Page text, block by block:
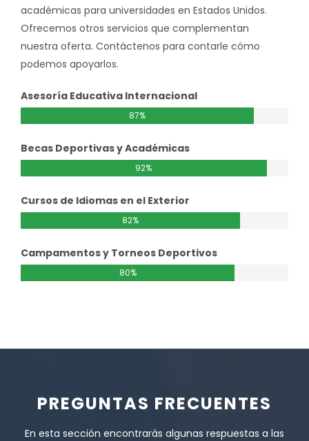
académicas para universidades en Estados Unidos.
Ofrecemos otros servicios que complementan
nuestra oferta. Contáctenos para contarle cómo
podemos apoyarlos.
Asesoría Educativa Internacional
87%
Becas Deportivas y Académicas
92%
Cursos de Idiomas en el Exterior
82%
Campamentos y Torneos Deportivos
80%
PREGUNTAS FRECUENTES
En esta sección encontrarás algunas respuestas a las